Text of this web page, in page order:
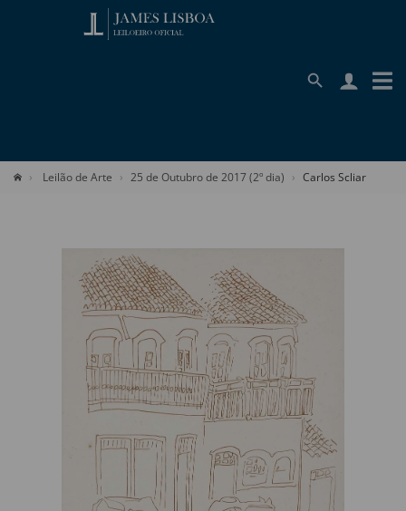
Leilão de Arte 25 de Outubro de 2017 (2º dia) Carlos Scliar